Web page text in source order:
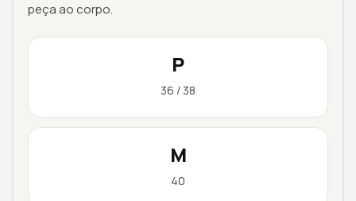
peça ao corpo.
P
36 / 38
M
40